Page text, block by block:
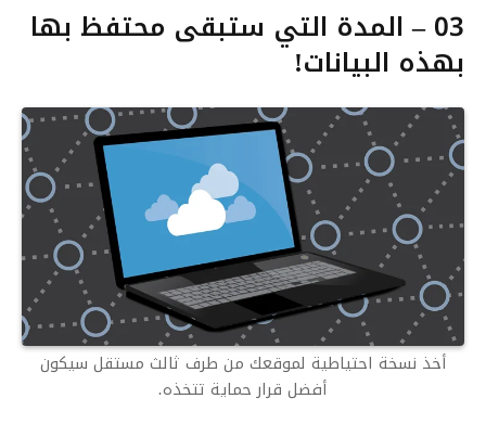
03 – المدة التي ستبقى محتفظ بها
بهذه البيانات!
أخذ نسخة احتياطية لموقعك من طرف ثالث مستقل سيكون
أفضل قرار حماية تتخذه.